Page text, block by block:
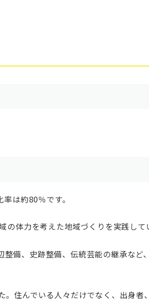
は約80％です。
体力を考えた地域づくりを実践して
備、史跡整備、伝統芸能の継承など
住んでいる人々だけでなく、出身者